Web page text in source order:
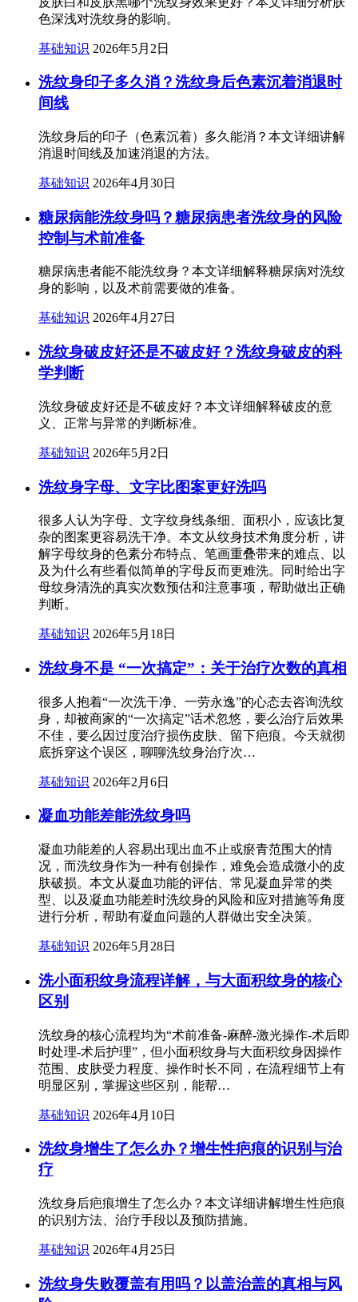
色深浅对洗纹身的影响。
基础知识 2026年5月2日
洗纹身印子多久消？洗纹身后色素沉着消退时
间线
洗纹身后的印子（色素沉着）多久能消？本文详细讲解
消退时间线及加速消退的方法。
基础知识 2026年4月30日
糖尿病能洗纹身吗？糖尿病患者洗纹身的风险
控制与术前准备
糖尿病患者能不能洗纹身？本文详细解释糖尿病对洗纹
身的影响，以及术前需要做的准备。
基础知识 2026年4月27日
洗纹身破皮好还是不破皮好？洗纹身破皮的科
学判断
洗纹身破皮好还是不破皮好？本文详细解释破皮的意
义、正常与异常的判断标准。
基础知识 2026年5月2日
洗纹身字母、文字比图案更好洗吗
很多人认为字母、文字纹身线条细、面积小，应该比复
杂的图案更容易洗干净。本文从纹身技术角度分析，讲
解字母纹身的色素分布特点、笔画重叠带来的难点、以
及为什么有些看似简单的字母反而更难洗。同时给出字
母纹身清洗的真实次数预估和注意事项，帮助做出正确
判断。
基础知识 2026年5月18日
洗纹身不是 “一次搞定”：关于治疗次数的真相
很多人抱着“一次洗干净、一劳永逸”的心态去咨询洗纹
身，却被商家的“一次搞定”话术忽悠，要么治疗后效果
不佳，要么因过度治疗损伤皮肤、留下疤痕。今天就彻
底拆穿这个误区，聊聊洗纹身治疗次…
基础知识 2026年2月6日
凝血功能差能洗纹身吗
凝血功能差的人容易出现出血不止或瘀青范围大的情
况，而洗纹身作为一种有创操作，难免会造成微小的皮
肤破损。本文从凝血功能的评估、常见凝血异常的类
型、以及凝血功能差时洗纹身的风险和应对措施等角度
进行分析，帮助有凝血问题的人群做出安全决策。
基础知识 2026年5月28日
洗小面积纹身流程详解，与大面积纹身的核心
区别
洗纹身的核心流程均为“术前准备-麻醉-激光操作-术后即
时处理-术后护理”，但小面积纹身与大面积纹身因操作
范围、皮肤受力程度、操作时长不同，在流程细节上有
明显区别，掌握这些区别，能帮…
基础知识 2026年4月10日
洗纹身增生了怎么办？增生性疤痕的识别与治
疗
洗纹身后疤痕增生了怎么办？本文详细讲解增生性疤痕
的识别方法、治疗手段以及预防措施。
基础知识 2026年4月25日
洗纹身失败覆盖有用吗？以盖治盖的真相与风